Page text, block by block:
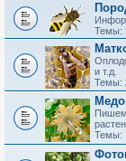
Темы:
и т.д.
Темы:
Пишем
Темы: